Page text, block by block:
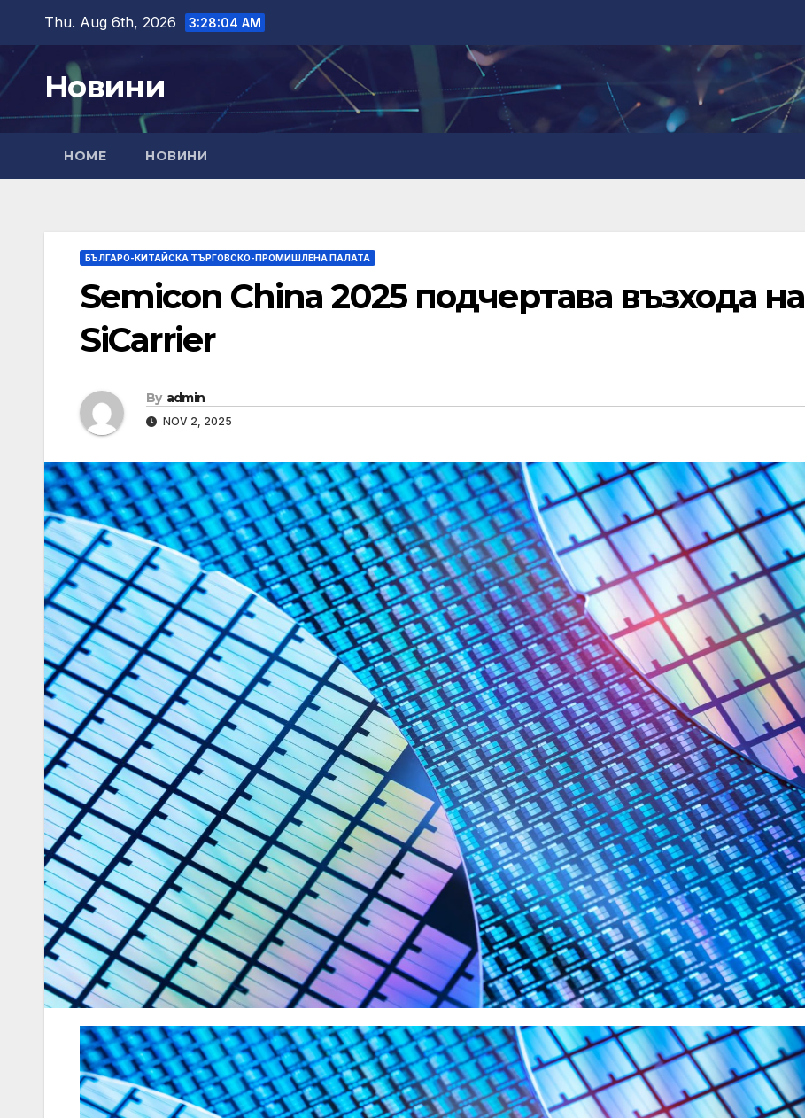
content
Thu. Aug 6th, 2026 3:28:06 AM
Новини
HOME НОВИНИ
БЪЛГАРО-КИТАЙСКА ТЪРГОВСКО-ПРОМИШЛЕНА ПАЛАТА
Semicon China 2025 подчертава възхода на
SiCarrier
By admin
NOV 2, 2025